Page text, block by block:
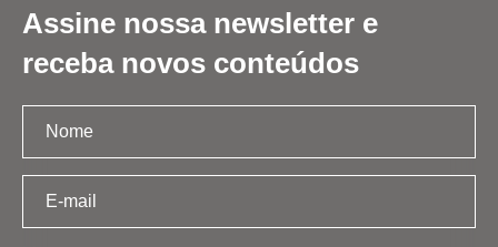
Assine nossa newsletter e
receba novos conteúdos